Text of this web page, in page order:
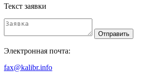
Текст заявки
Отправить
Электронная почта:
fax@kalibr.info